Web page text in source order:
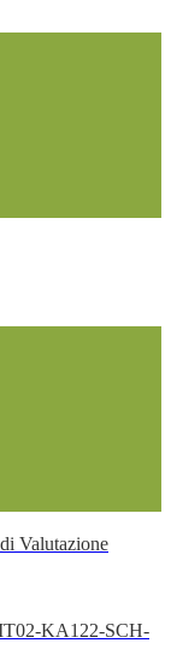
Valutazione
KA122-SCH-